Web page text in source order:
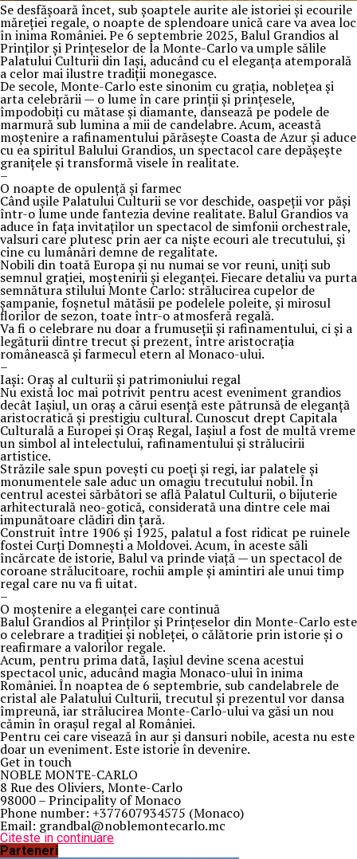
Se desfășoară încet, sub șoaptele aurite ale istoriei și ecourile
măreției regale, o noapte de splendoare unică care va avea loc
în inima României. Pe 6 septembrie 2025, Balul Grandios al
Prinților și Prințeselor de la Monte-Carlo va umple sălile
Palatului Culturii din Iași, aducând cu el eleganța atemporală
a celor mai ilustre tradiții monegasce.
De secole, Monte-Carlo este sinonim cu grația, noblețea și
arta celebrării — o lume în care prinții și prințesele,
împodobiți cu mătase și diamante, dansează pe podele de
marmură sub lumina a mii de candelabre. Acum, această
moștenire a rafinamentului părăsește Coasta de Azur și aduce
cu ea spiritul Balului Grandios, un spectacol care depășește
granițele și transformă visele în realitate.
–
O noapte de opulență și farmec
Când ușile Palatului Culturii se vor deschide, oaspeții vor păși
într-o lume unde fantezia devine realitate. Balul Grandios va
aduce în fața invitaților un spectacol de simfonii orchestrale,
valsuri care plutesc prin aer ca niște ecouri ale trecutului, și
cine cu lumânări demne de regalitate.
Nobili din toată Europa și nu numai se vor reuni, uniți sub
semnul grației, moștenirii și eleganței. Fiecare detaliu va purta
semnătura stilului Monte Carlo: strălucirea cupelor de
șampanie, foșnetul mătăsii pe podelele poleite, și mirosul
florilor de sezon, toate într-o atmosferă regală.
Va fi o celebrare nu doar a frumuseții și rafinamentului, ci și a
legăturii dintre trecut și prezent, între aristocrația
românească și farmecul etern al Monaco-ului.
–
Iași: Oraș al culturii și patrimoniului regal
Nu există loc mai potrivit pentru acest eveniment grandios
decât Iașiul, un oraș a cărui esență este pătrunsă de eleganță
aristocratică și prestigiu cultural. Cunoscut drept Capitala
Culturală a Europei și Oraș Regal, Iașiul a fost de multă vreme
un simbol al intelectului, rafinamentului și strălucirii
artistice.
Străzile sale spun povești cu poeți și regi, iar palatele și
monumentele sale aduc un omagiu trecutului nobil. În
centrul acestei sărbători se află Palatul Culturii, o bijuterie
arhitecturală neo-gotică, considerată una dintre cele mai
impunătoare clădiri din țară.
Construit între 1906 și 1925, palatul a fost ridicat pe ruinele
fostei Curți Domnești a Moldovei. Acum, în aceste săli
încărcate de istorie, Balul va prinde viață — un spectacol de
coroane strălucitoare, rochii ample și amintiri ale unui timp
regal care nu va fi uitat.
–
O moștenire a eleganței care continuă
Balul Grandios al Prinților și Prințeselor din Monte-Carlo este
o celebrare a tradiției și nobleței, o călătorie prin istorie și o
reafirmare a valorilor regale.
Acum, pentru prima dată, Iașiul devine scena acestui
spectacol unic, aducând magia Monaco-ului în inima
României. În noaptea de 6 septembrie, sub candelabrele de
cristal ale Palatului Culturii, trecutul și prezentul vor dansa
împreună, iar strălucirea Monte-Carlo-ului va găsi un nou
cămin în orașul regal al României.
Pentru cei care visează în aur și dansuri nobile, acesta nu este
doar un eveniment. Este istorie în devenire.
Get in touch
NOBLE MONTE-CARLO
8 Rue des Oliviers, Monte-Carlo
98000 – Principality of Monaco
Phone number: +377607934575 (Monaco)
Email: grandbal@noblemontecarlo.mc
Citeste in continuare
Parteneri